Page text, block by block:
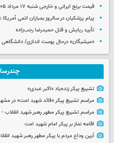
قیمت برنج ایرانی و خارجی شنبه ۱۷ مرداد ۱۴۰۵
پیام پزشکیان در سالروز بمباران اتمی
تأیید ربایش و قتل حمیدرضا رجب‌زاده
«میشیگان» درحال پوست اندازی/ دانشگاهی که برای ۲۰۵۰
تشییع پیکر زنده‌یاد «اکبر عبدی»
مراسم تشییع پیکر «قائد شهید امت» در
مراسم تشییع پیکر مطهر رهبر شهید انقلاب -
اقامه نماز بر پیکر امام شهید امت
آیین وداع مردم با پیکر مطهر رهبر شهید